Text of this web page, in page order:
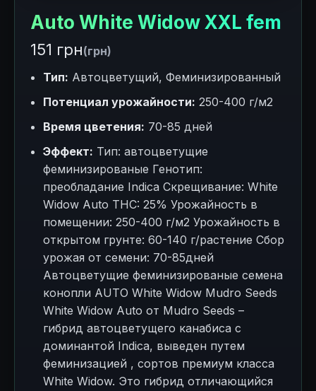
Auto White Widow XXL fem
151 грн(грн)
Тип: Автоцветущий, Феминизированный
Потенциал урожайности: 250-400 г/м2
Время цветения: 70-85 дней
Эффект: Тип: автоцветущие
феминизированые Генотип:
преобладание Indica Скрещивание: White
Widow Auto THC: 25% Урожайность в
помещении: 250-400 г/м2 Урожайность в
открытом грунте: 60-140 г/растение Сбор
урожая от семени: 70-85дней
Автоцветущие феминизированые семена
конопли AUTO White Widow Mudro Seeds
White Widow Auto от Mudro Seeds –
гибрид автоцветущего канабиса с
доминантой Indica, выведен путем
феминизацией , сортов премиум класса
White Widow. Это гибрид отличающийся